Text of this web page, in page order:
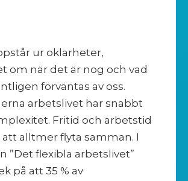
ur oklarheter,
om när det är nog och vad
förväntas av oss.
arbetslivet har snabbt
Fritid och arbetstid
alltmer flyta samman. I
”Det flexibla arbetslivet”
på att 35 % av